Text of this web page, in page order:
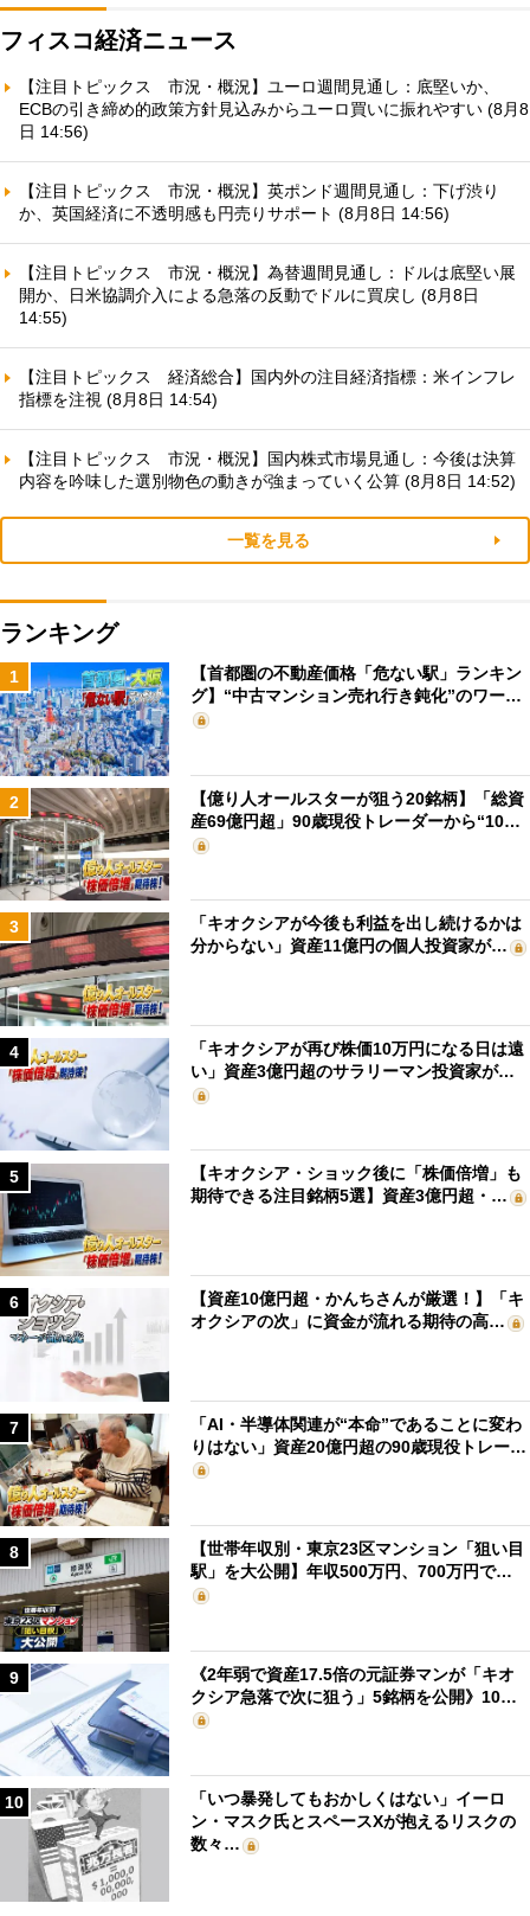
フィスコ経済ニュース
【注目トピックス 市況・概況】ユーロ週間見通し：底堅いか、
ECBの引き締め的政策方針見込みからユーロ買いに振れやすい (8月8
日 14:56)
【注目トピックス 市況・概況】英ポンド週間見通し：下げ渋り
か、英国経済に不透明感も円売りサポート (8月8日 14:56)
【注目トピックス 市況・概況】為替週間見通し：ドルは底堅い展
開か、日米協調介入による急落の反動でドルに買戻し (8月8日
14:55)
【注目トピックス 経済総合】国内外の注目経済指標：米インフレ
指標を注視 (8月8日 14:54)
【注目トピックス 市況・概況】国内株式市場見通し：今後は決算
内容を吟味した選別物色の動きが強まっていく公算 (8月8日 14:52)
一覧を見る
ランキング
1
【首都圏の不動産価格「危ない駅」ランキン
グ】“中古マンション売れ行き鈍化”のワー…
2
【億り人オールスターが狙う20銘柄】「総資
産69億円超」90歳現役トレーダーから“10…
3
「キオクシアが今後も利益を出し続けるかは
分からない」資産11億円の個人投資家が…
4
「キオクシアが再び株価10万円になる日は遠
い」資産3億円超のサラリーマン投資家が…
5
【キオクシア・ショック後に「株価倍増」も
期待できる注目銘柄5選】資産3億円超・…
6
【資産10億円超・かんちさんが厳選！】「キ
オクシアの次」に資金が流れる期待の高…
7
「AI・半導体関連が“本命”であることに変わ
りはない」資産20億円超の90歳現役トレー…
8
【世帯年収別・東京23区マンション「狙い目
駅」を大公開】年収500万円、700万円で…
9
《2年弱で資産17.5倍の元証券マンが「キオ
クシア急落で次に狙う」5銘柄を公開》10…
10
「いつ暴発してもおかしくはない」イーロ
ン・マスク氏とスペースXが抱えるリスクの
数々…